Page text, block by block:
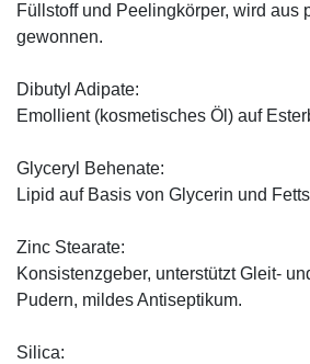
Füllstoff und Peelingkörper, wird aus
gewonnen.
Dibutyl Adipate:
Emollient (kosmetisches Öl) auf
Glyceryl Behenate:
Lipid auf Basis von Glycerin und
Zinc Stearate:
Konsistenzgeber, unterstützt Gleit-
Pudern, mildes Antiseptikum.
Silica: